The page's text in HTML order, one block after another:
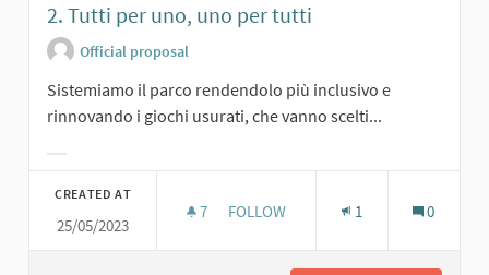
2. Tutti per uno, uno per tutti
Official proposal
Sistemiamo il parco rendendolo più inclusivo e
rinnovando i giochi usurati, che vanno scelti...
CREATED AT
25/05/2023
7 7 FOLLOWERS
FOLLOW 1 0